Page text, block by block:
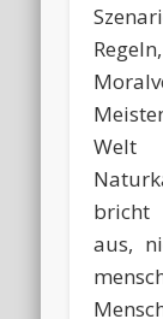
Welt
bricht
aus,